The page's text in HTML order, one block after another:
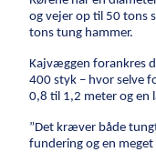
og vejer op til 50 tons
tons tung hammer.
Kajvæggen forankres
400 styk – hvor selve
0,8 til 1,2 meter og en
”Det kræver både
fundering og en